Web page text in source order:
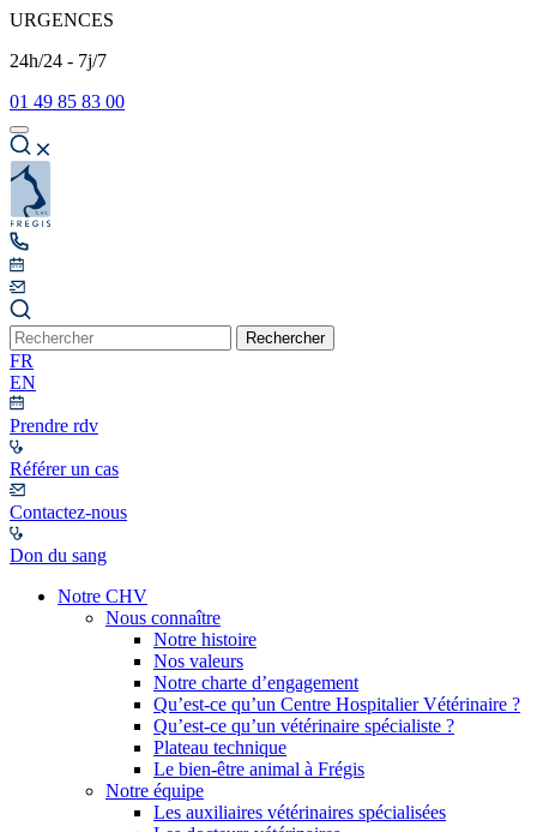
URGENCES
24h/24 - 7j/7
01 49 85 83 00
Rechercher
FR
EN
Prendre rdv
Référer un cas
Contactez-nous
Don du sang
Notre CHV
Nous connaître
Notre histoire
Nos valeurs
Notre charte d’engagement
Qu’est-ce qu’un Centre Hospitalier Vétérinaire ?
Qu’est-ce qu’un vétérinaire spécialiste ?
Plateau technique
Le bien-être animal à Frégis
Notre équipe
Les auxiliaires vétérinaires spécialisées